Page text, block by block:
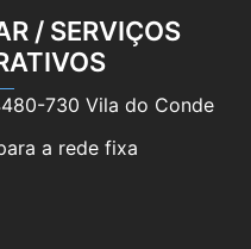
/ SERVIÇOS
730 Vila do Conde
a rede fixa